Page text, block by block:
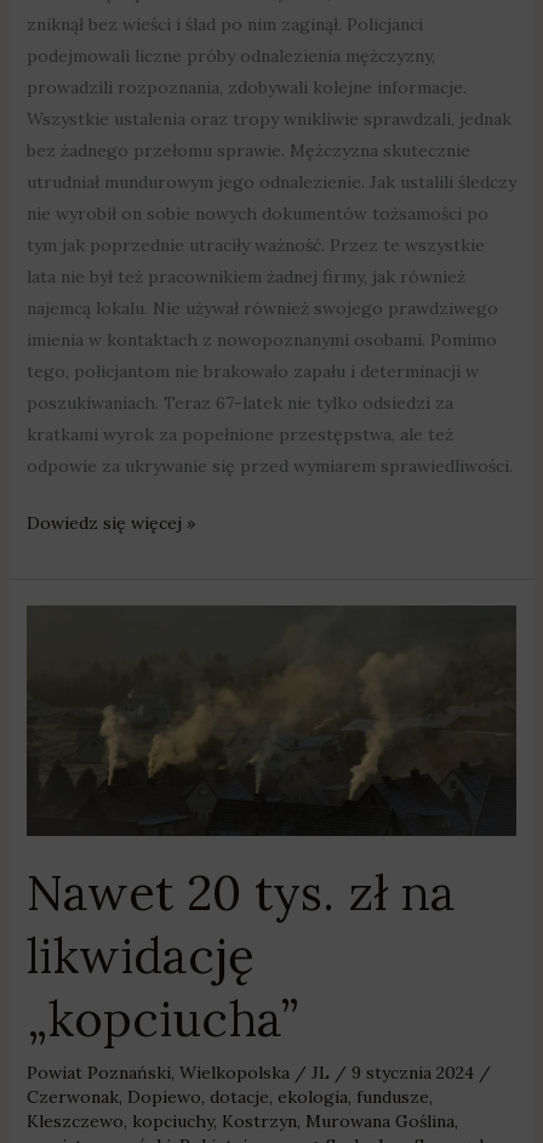
zniknął bez wieści i ślad po nim zaginął. Policjanci
podejmowali liczne próby odnalezienia mężczyzny,
prowadzili rozpoznania, zdobywali kolejne informacje.
Wszystkie ustalenia oraz tropy wnikliwie sprawdzali, jednak
bez żadnego przełomu sprawie. Mężczyzna skutecznie
utrudniał mundurowym jego odnalezienie. Jak ustalili śledczy
nie wyrobił on sobie nowych dokumentów tożsamości po
tym jak poprzednie utraciły ważność. Przez te wszystkie
lata nie był też pracownikiem żadnej firmy, jak również
najemcą lokalu. Nie używał również swojego prawdziwego
imienia w kontaktach z nowopoznanymi osobami. Pomimo
tego, policjantom nie brakowało zapału i determinacji w
poszukiwaniach. Teraz 67-latek nie tylko odsiedzi za
kratkami wyrok za popełnione przestępstwa, ale też
odpowie za ukrywanie się przed wymiarem sprawiedliwości.
Dowiedz się więcej »
Nawet 20 tys. zł na
likwidację
„kopciucha”
Powiat Poznański, Wielkopolska/ JL / 9 stycznia 2024 /
Czerwonak, Dopiewo, dotacje, ekologia, fundusze,
Kleszczewo, kopciuchy, Kostrzyn, Murowana Goślina,
likwidację